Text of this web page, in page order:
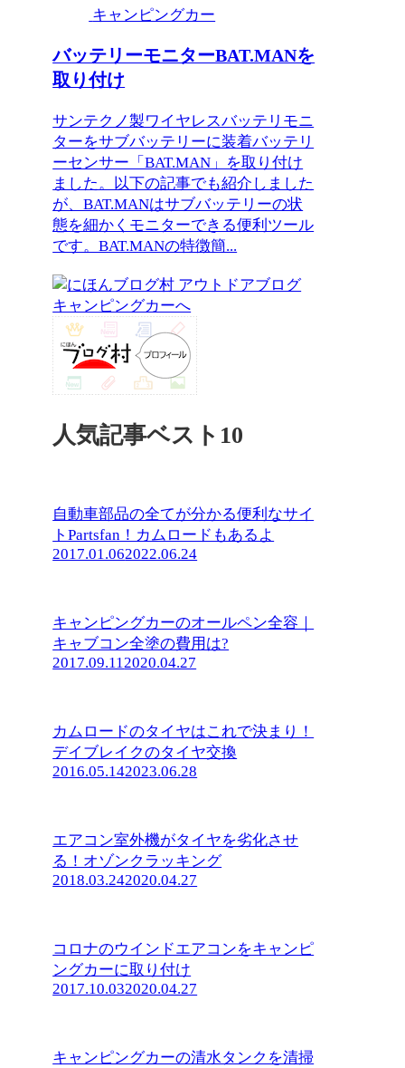
キャンピングカー
バッテリーモニターBAT.MANを
取り付け
サンテクノ製ワイヤレスバッテリモニ
ターをサブバッテリーに装着バッテリ
ーセンサー「BAT.MAN」を取り付け
ました。以下の記事でも紹介しました
が、BAT.MANはサブバッテリーの状
態を細かくモニターできる便利ツール
です。BAT.MANの特徴簡...
人気記事ベスト10
自動車部品の全てが分かる便利なサイ
トPartsfan！カムロードもあるよ
2017.01.062022.06.24
キャンピングカーのオールペン全容｜
キャブコン全塗の費用は?
2017.09.11 2020.04.27
カムロードのタイヤはこれで決まり！
デイブレイクのタイヤ交換
2016.05.142023.06.28
エアコン室外機がタイヤを劣化させ
る！オゾンクラッキング
2018.03.242020.04.27
コロナのウインドエアコンをキャンピ
ングカーに取り付け
2017.10.032020.04.27
キャンピングカーの清水タンクを清掃